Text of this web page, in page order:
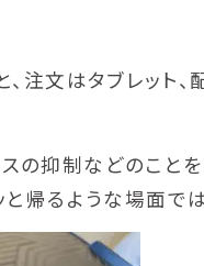
注文はタブレット
の抑制などのこと
帰るような場面で